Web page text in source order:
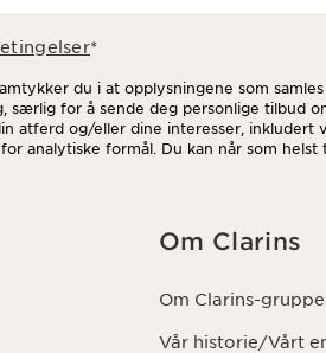
*
du i at opplysningene som
særlig for å sende deg personlige tilbud
atferd og/eller dine interesser, inkludert
analytiske formål. Du kan når som
i hvert nyhetsbrev. For mer
Om Clarins
Om Clarins-
Vår historie/Vårt